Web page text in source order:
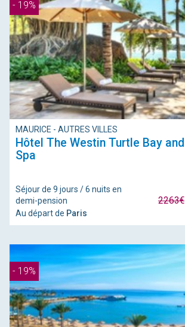
- 19%
MAURICE - AUTRES VILLES
Hôtel The Westin Turtle Bay and
Spa
Séjour de 9 jours / 6 nuits en
demi-pension
Au départ de Paris
2263€
- 19%